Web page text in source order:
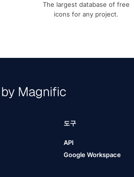
The largest database of free
icons for any project.
도구
API
Google Workspace